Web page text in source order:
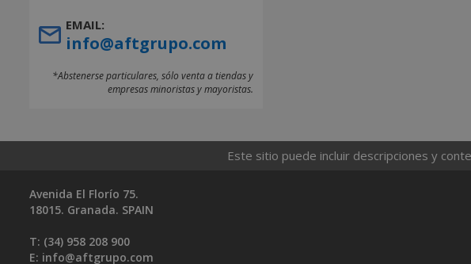
EMAIL:
info@aftgrupo.com
*Abstenerse particulares, sólo venta a tiendas y
empresas minoristas y mayoristas.
Este sitio puede incluir descripciones y
Avenida El Florío 75.
18015. Granada. SPAIN
T: (34) 958 208 900
E: info@aftgrupo.com